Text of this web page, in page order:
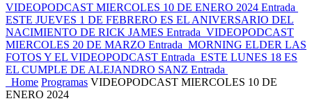
VIDEOPODCAST MIERCOLES 10 DE ENERO 2024 Entrada
ESTE JUEVES 1 DE FEBRERO ES EL ANIVERSARIO DEL
NACIMIENTO DE RICK JAMES Entrada VIDEOPODCAST
MIERCOLES 20 DE MARZO Entrada MORNING ELDER LAS
FOTOS Y EL VIDEOPODCAST Entrada ESTE LUNES 18 ES
EL CUMPLE DE ALEJANDRO SANZ Entrada
Home Programas VIDEOPODCAST MIERCOLES 10 DE
ENERO 2024